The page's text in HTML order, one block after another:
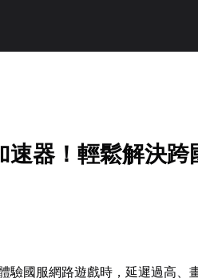
速器！輕鬆解決跨
驗國服網路遊戲時，延遲過高、